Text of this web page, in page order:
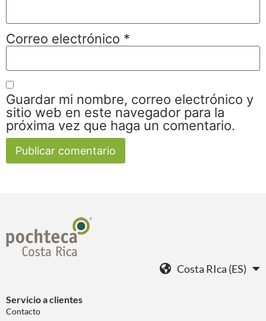
Correo electrónico *
Guardar mi nombre, correo electrónico y
sitio web en este navegador para la
próxima vez que haga un comentario.
Costa RIca (ES)
Servicio a clientes
Contacto